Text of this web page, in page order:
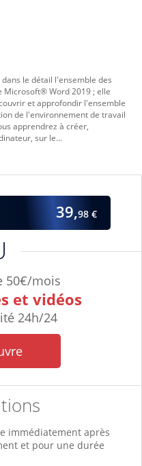
50€/mois
et vidéos
24h/24
immédiatement après
et pour une durée
39,98 €
le détail l'ensemble des
Word 2019 ; elle
et approfondir l'ensemble
de l'environnement de travail
apprendrez à créer,
sur le...